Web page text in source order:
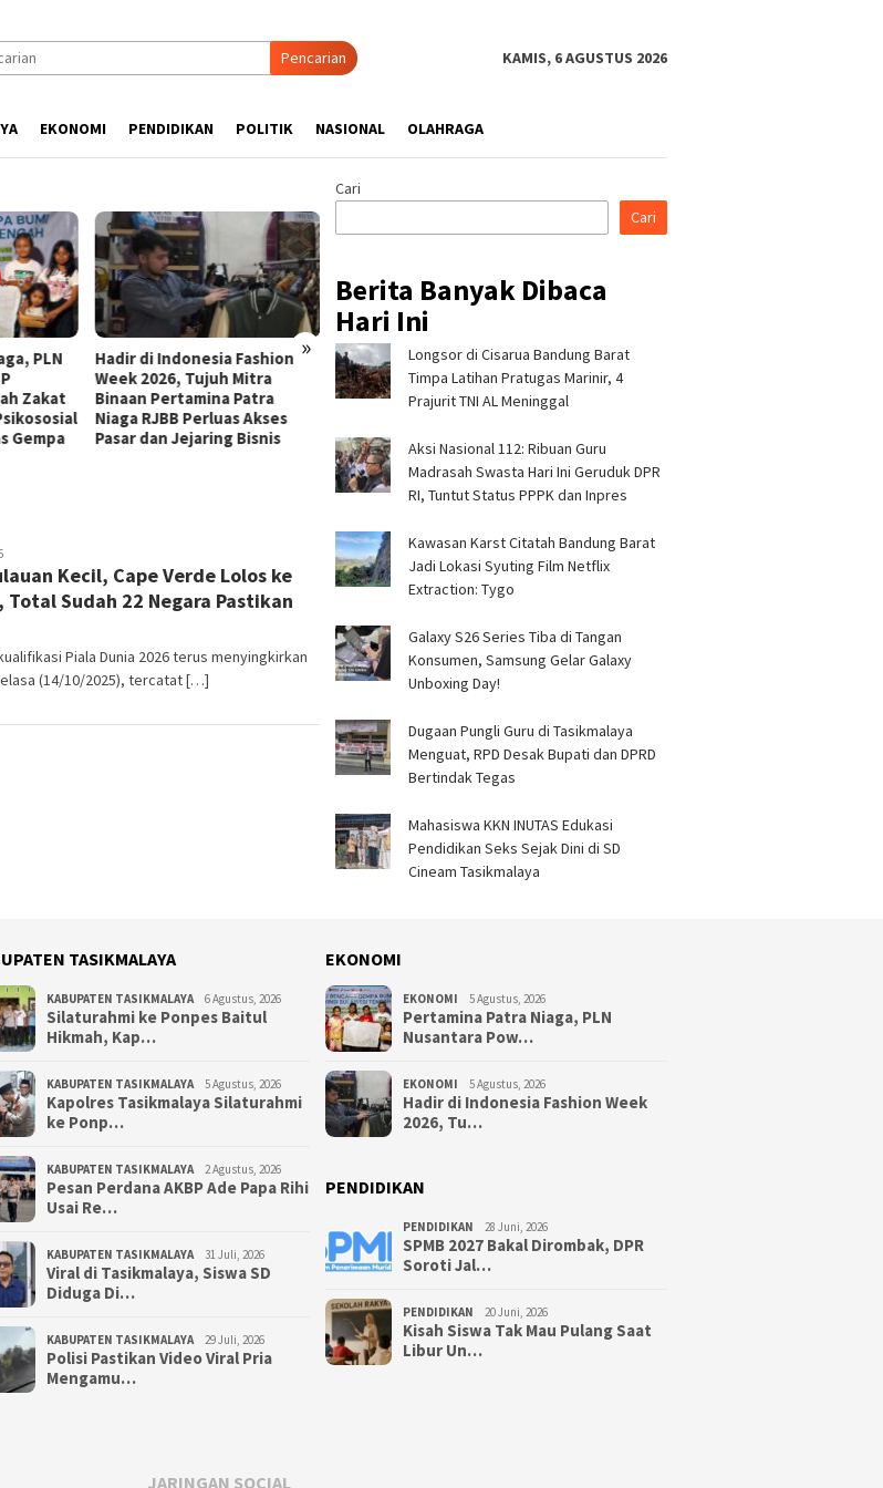
Pencarian KAMIS, 6 AGUSTUS 2026
EKONOMI PENDIDIKAN POLITIK NASIONAL OLAHRAGA
»
PLN
Zakat
Gempa
Hadir di Indonesia Fashion
Week 2026, Tujuh Mitra
Binaan Pertamina Patra
Niaga RJBB Perluas Akses
Pasar dan Jejaring Bisnis
Kapolres Tasikmalaya
Silaturahmi ke Ponpes
Sukamanah dan Cipasung,
Kamtibmas
Pertamina Patra Niaga RJBB
Tampilkan Inovasi Tukar
Kecil, Cape Verde Lolos ke
Total Sudah 22 Negara Pastikan
Piala Dunia 2026 terus menyingkirkan
(14/10/2025), tercatat […]
Cari
Cari
Berita Banyak Dibaca
Hari Ini
Longsor di Cisarua Bandung Barat
Timpa Latihan Pra­tugas Marinir, 4
Prajurit TNI AL Meninggal
Aksi Nasional 112: Ribuan Guru
Madrasah Swasta Hari Ini Geruduk DPR
RI, Tuntut Status PPPK dan Inpres
Kawasan Karst Citatah Bandung Barat
Jadi Lokasi Syuting Film Netflix
Extraction: Tygo
Galaxy S26 Series Tiba di Tangan
Konsumen, Samsung Gelar Galaxy
Unboxing Day!
Dugaan Pungli Guru di Tasikmalaya
Menguat, RPD Desak Bupati dan DPRD
Bertindak Tegas
Mahasiswa KKN INUTAS Edukasi
Pendidikan Seks Sejak Dini di SD
Cineam Tasikmalaya
TASIKMALAYA
KABUPATEN TASIKMALAYA 6 Agustus, 2026
Silaturahmi ke Ponpes Baitul
Hikmah, Kap…
KABUPATEN TASIKMALAYA 5 Agustus, 2026
Kapolres Tasikmalaya Silaturahmi
ke Ponp…
KABUPATEN TASIKMALAYA 2 Agustus, 2026
Pesan Perdana AKBP Ade Papa Rihi
Usai Re…
KABUPATEN TASIKMALAYA 31 Juli, 2026
Viral di Tasikmalaya, Siswa SD
Diduga Di…
KABUPATEN TASIKMALAYA 29 Juli, 2026
Polisi Pastikan Video Viral Pria
Mengamu…
EKONOMI
EKONOMI 5 Agustus, 2026
Pertamina Patra Niaga, PLN
Nusantara Pow…
EKONOMI 5 Agustus, 2026
Hadir di Indonesia Fashion Week
2026, Tu…
PENDIDIKAN
PENDIDIKAN 28 Juni, 2026
SPMB 2027 Bakal Dirombak, DPR
Soroti Jal…
PENDIDIKAN 20 Juni, 2026
Kisah Siswa Tak Mau Pulang Saat
Libur Un…
JARINGAN SOCIAL